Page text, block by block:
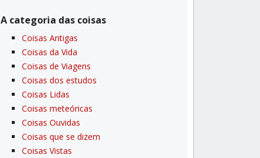
A categoria das coisas
Coisas Antigas
Coisas da Vida
Coisas de Viagens
Coisas dos estudos
Coisas Lidas
Coisas meteóricas
Coisas Ouvidas
Coisas que se dizem
Coisas Vistas